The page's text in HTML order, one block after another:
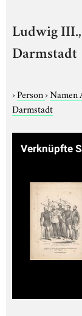
Ludwig III.,
Darmstadt
›Person›Namen
Darmstadt
Verknüpfte